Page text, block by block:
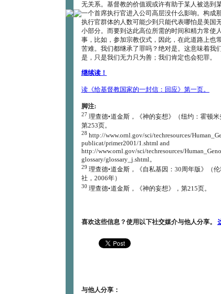
无关系。基督教的价值观或许有助于某人被选到
一个首席执行官进入公司高层没什么影响。构成
执行官群体的人数可能少到只能代表哪怕是美国
小部分。而要到达此高位所需的时间和精力常使
事，比如，参加宗教仪式，因此，在此道路上也
苦难。我们都继承了罪吗？绝对是。这意味着我
是，只是我们无力只为善；我们肯定也会犯罪。
继续读！
读《给基督教国家的一封信：回应》第一页。
脚注:
27 理查德•道金斯，《神的妄想》（纽约：霍顿
第253页。
28 http://www.ornl.gov/sci/techresources/
publicat/primer2001/1.shtml and
http://www.ornl.gov/sci/techresources/
glossary/glossary_j.shtml。
29 理查德•道金斯，《自私基因：30周年版》（
社，2006年）
30 理查德•道金斯，《神的妄想》，第215页。
喜欢这些信息？使用以下社交媒介与他人分享。
与他人分享：